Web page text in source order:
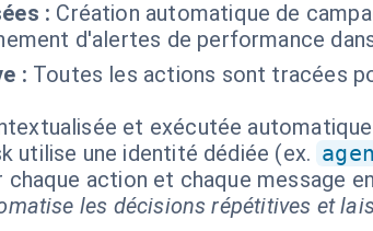
: Création automatique de
d'alertes de performance
: Toutes les actions sont tracées
et exécutée
utilise une identité dédiée (ex.
action et chaque message
les décisions répétitives et